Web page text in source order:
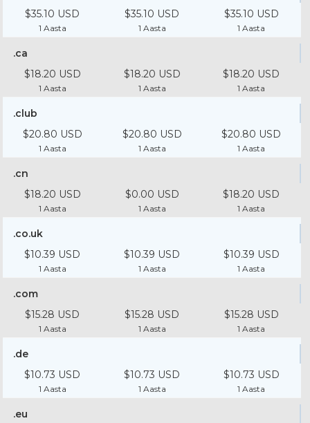
$35.10 USD
1 Aasta
$35.10 USD
1 Aasta
$35.10 USD
1 Aasta
.ca
$18.20 USD
1 Aasta
$18.20 USD
1 Aasta
$18.20 USD
1 Aasta
.club
$20.80 USD
1 Aasta
$20.80 USD
1 Aasta
$20.80 USD
1 Aasta
.cn
$18.20 USD
1 Aasta
$0.00 USD
1 Aasta
$18.20 USD
1 Aasta
.co.uk
$10.39 USD
1 Aasta
$10.39 USD
1 Aasta
$10.39 USD
1 Aasta
.com
$15.28 USD
1 Aasta
$15.28 USD
1 Aasta
$15.28 USD
1 Aasta
.de
$10.73 USD
1 Aasta
$10.73 USD
1 Aasta
$10.73 USD
1 Aasta
.eu